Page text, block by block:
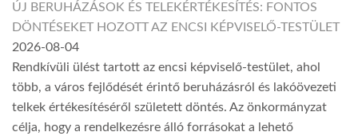
ÚJ BERUHÁZÁSOK ÉS TELEKÉRTÉKESÍTÉS: FONTOS
DÖNTÉSEKET HOZOTT AZ ENCSI KÉPVISELŐ-TESTÜLET
2026-08-04
Rendkívüli ülést tartott az encsi képviselő-testület, ahol
több, a város fejlődését érintő beruházásról és lakóövezeti
telkek értékesítéséről született döntés. Az önkormányzat
célja, hogy a rendelkezésre álló forrásokat a lehető